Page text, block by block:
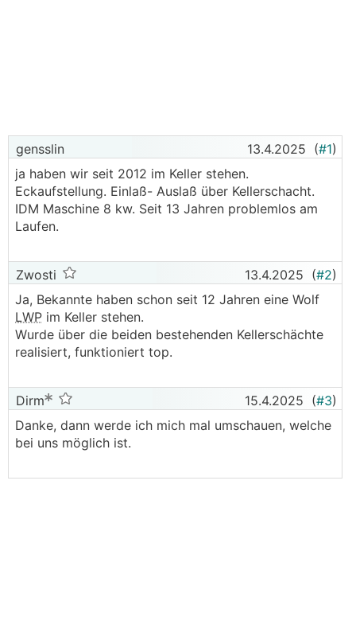
gensslin 13.4.2025 (#1)
ja haben wir seit 2012 im Keller stehen.
Eckaufstellung. Einlaß- Auslaß über Kellerschacht.
IDM Maschine 8 kw. Seit 13 Jahren problemlos am
Laufen.
Zwosti 13.4.2025 (#2)
Ja, Bekannte haben schon seit 12 Jahren eine Wolf
LWP im Keller stehen.
Wurde über die beiden bestehenden Kellerschächte
realisiert, funktioniert top.
Dirm 15.4.2025 (#3)
Danke, dann werde ich mich mal umschauen, welche
bei uns möglich ist.